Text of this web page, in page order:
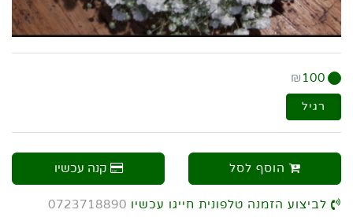
₪ 100
רגיל
הוסף לסל קנה עכשיו
לביצוע הזמנה טלפונית חייגו עכשיו 0723718890